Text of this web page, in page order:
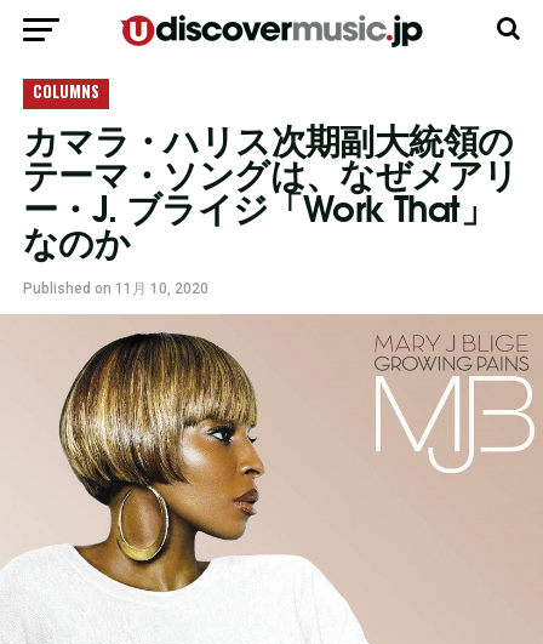
COLUMNS
カマラ・ハリス次期副大統領の
テーマ・ソングは、なぜメアリ
ー・J. ブライジ「Work That」
なのか
Published on 11月 10, 2020
モバイルバージョンに移動